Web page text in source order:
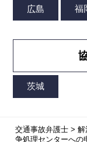
交通事故弁護士> 解
争処理センターへの